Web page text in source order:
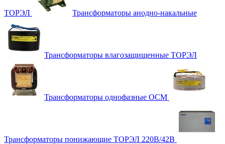
ТОРЭЛ Трансформаторы анодно-накальные
Трансформаторы влагозащищенные ТОРЭЛ
Трансформаторы однофазные ОСМ
Трансформаторы понижающие ТОРЭЛ 220В/42В